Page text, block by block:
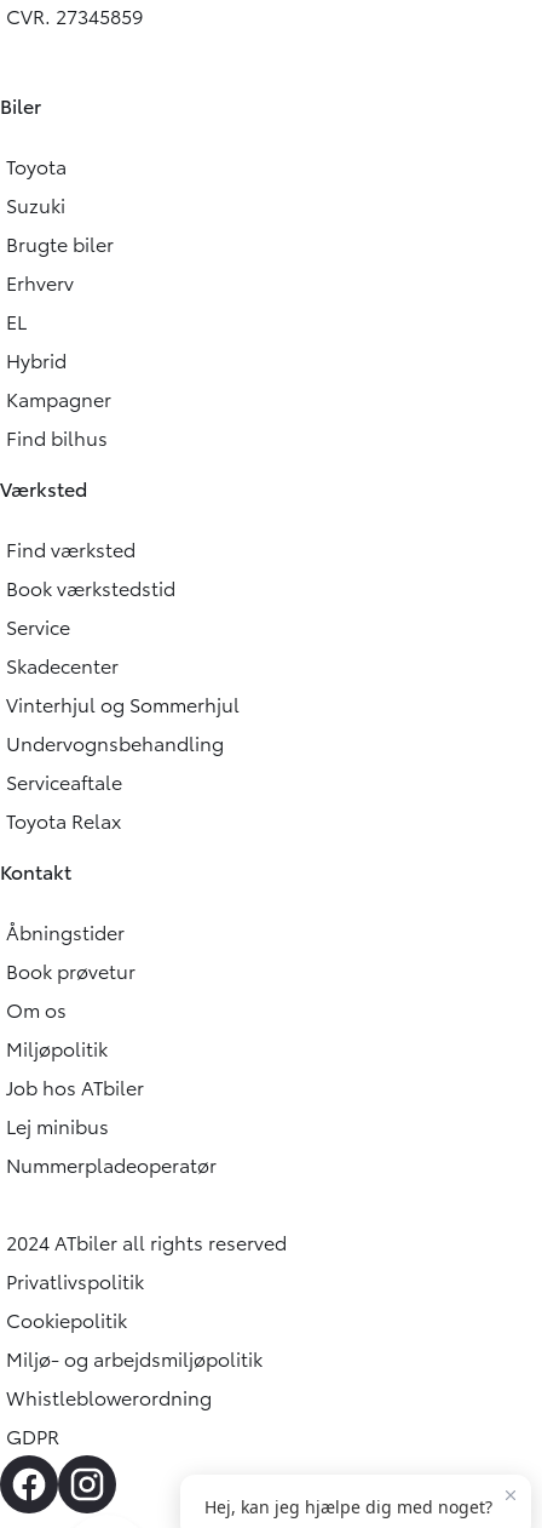
CVR. 27345859
Biler
Toyota
Suzuki
Brugte biler
Erhverv
EL
Hybrid
Kampagner
Find bilhus
Værksted
Find værksted
Book værkstedstid
Service
Skadecenter
Vinterhjul og Sommerhjul
Undervognsbehandling
Serviceaftale
Toyota Relax
Kontakt
Åbningstider
Book prøvetur
Om os
Miljøpolitik
Job hos ATbiler
Lej minibus
Nummerpladeoperatør
2024 ATbiler all rights reserved
Privatlivspolitik
Cookiepolitik
Miljø- og arbejdsmiljøpolitik
Whistleblowerordning
GDPR